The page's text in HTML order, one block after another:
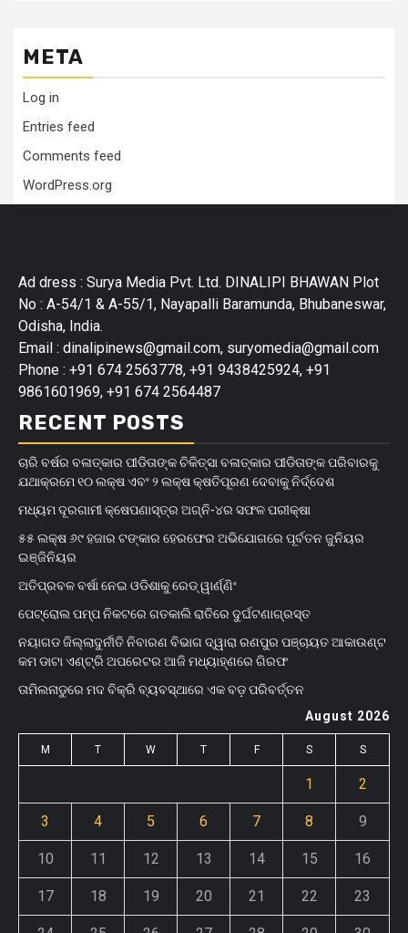
META
Log in
Entries feed
Comments feed
WordPress.org
Ad dress : Surya Media Pvt. Ltd. DINALIPI BHAWAN Plot
No : A-54/1 & A-55/1, Nayapalli Baramunda, Bhubaneswar,
Odisha, India.
Email : dinalipinews@gmail.com, suryomedia@gmail.com
Phone : +91 674 2563778, +91 9438425924, +91
9861601969, +91 674 2564487
RECENT POSTS
ଚାରି ବର୍ଷର ବଳାତ୍କାର ପୀଡିତାଙ୍କ ଚିକିତ୍ସା ବଳାତ୍କାର ପୀଡିତାଙ୍କ ପରିବାରକୁ
ଯଥାକ୍ରମେ ୧୦ ଲକ୍ଷ ଏବଂ ୨ ଲକ୍ଷ କ୍ଷତିପୂରଣ ଦେବାକୁ ନିର୍ଦ୍ଦେଶ
ମଧ୍ୟମ ଦୂରଗାମୀ କ୍ଷେପଣାସ୍ତ୍ର ଅଗ୍ନି-୪ର ସଫଳ ପରୀକ୍ଷା
୫୫ ଲକ୍ଷ ୬୯ ହଜାର ଟଙ୍କାର ହେରଫେର ଅଭିଯୋଗରେ ପୂର୍ବତନ ଜୁନିୟର
ଇଞ୍ଜିନିୟର
ଅତିପ୍ରବଳ ବର୍ଷା ନେଇ ଓଡିଶାକୁ ରେଡ୍ ୱାର୍ଣ୍ଣିଂ
ପେଟ୍ରୋଲ ପମ୍ପ ନିକଟରେ ଗତକାଲି ରାତିରେ ଦୁର୍ଘଟଣାଗ୍ରସ୍ତ
ନୟାଗଡ ଜିଲ୍ଲାଦୁର୍ନୀତି ନିବାରଣ ବିଭାଗ ଦ୍ୱାରା ରଣପୁର ପଞ୍ଚାୟତ ଆକାଉଣ୍ଟ
କମ ଡାଟା ଏଣ୍ଟ୍ରି ଅପରେଟର ଆଜି ମଧ୍ୟାହ୍‌ଣରେ ଗିରଫ
ତାମିଲନାଡୁରେ ମଦ ବିକ୍ରି ବ୍ୟବସ୍ଥାରେ ଏକ ବଡ଼ ପରିବର୍ତ୍ତନ
August 2026
M T W T F S S
1 2
3 4 5 6 7 8 9
10 11 12 13 14 15 16
17 18 19 20 21 22 23